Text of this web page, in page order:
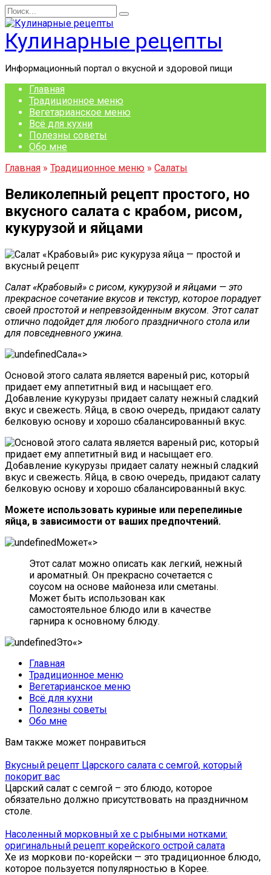
Перейти
к
содержанию
Search
for:
Кулинарные рецепты
Информационный портал о вкусной и здоровой пищи
Главная
Традиционное меню
Вегетарианское меню
Всё для кухни
Полезны советы
Обо мне
Главная » Традиционное меню » Салаты
Великолепный рецепт простого, но
вкусного салата с крабом, рисом,
кукурузой и яйцами
Салат «Крабовый» с рисом, кукурузой и яйцами — это
прекрасное сочетание вкусов и текстур, которое порадует
своей простотой и непревзойденным вкусом. Этот салат
отлично подойдет для любого праздничного стола или
для повседневного ужина.
«>
Основой этого салата является вареный рис, который
придает ему аппетитный вид и насыщает его.
Добавление кукурузы придает салату нежный сладкий
вкус и свежесть. Яйца, в свою очередь, придают салату
белковую основу и хорошо сбалансированный вкус.
Можете использовать куриные или перепелиные
яйца, в зависимости от ваших предпочтений.
«>
Этот салат можно описать как легкий, нежный
и ароматный. Он прекрасно сочетается с
соусом на основе майонеза или сметаны.
Может быть использован как
самостоятельное блюдо или в качестве
гарнира к основному блюду.
«>
Главная
Традиционное меню
Вегетарианское меню
Всё для кухни
Полезны советы
Обо мне
Вам также может понравиться
Вкусный рецепт Царского салата с семгой, который
покорит вас
Царский салат с семгой – это блюдо, которое
обязательно должно присутствовать на праздничном
столе.
Насоленный морковный хе с рыбными нотками:
оригинальный рецепт корейского острой салата
Хе из моркови по-корейски — это традиционное блюдо,
которое пользуется популярностью в Корее.